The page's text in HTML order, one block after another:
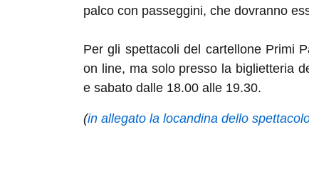
palco con passeggini, che dovranno
Per gli spettacoli del cartellone Primi
on line, ma solo presso la biglietteria
e sabato dalle 18.00 alle 19.30.
(in allegato la locandina dello